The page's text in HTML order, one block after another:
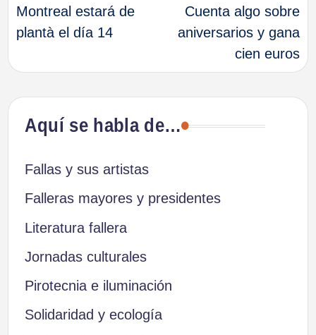
de
entradas
Montreal estará de
plantà el día 14
Cuenta algo sobre
aniversarios y gana
cien euros
Aquí se habla de…
Fallas y sus artistas
Falleras mayores y presidentes
Literatura fallera
Jornadas culturales
Pirotecnia e iluminación
Solidaridad y ecología